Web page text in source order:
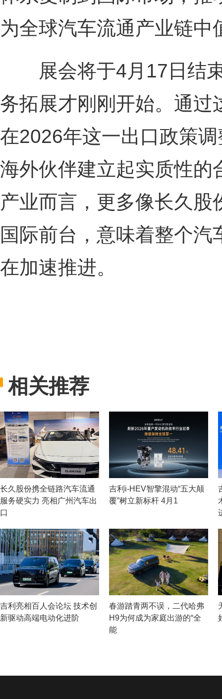
为全球汽车流通产业链
展会将于4月17日结束
务拓展才刚刚开始。通过
在2026年这一出口政策
海外伙伴建立起实质性的
产业而言，更多像长久
国际前台，意味着整个
在加速推进。
相关推荐
长久股份携全链路汽车流通
服务硬实力 亮相广州汽车出
口
吉利i-HEV智擎混动“五大颠
覆”树立新标杆 4月1
吉利亮相百人会论坛 技术创
新驱动高端电动化进阶
春游踏青两不误，二代哈弗
H9为何成为家庭出游的“全
能